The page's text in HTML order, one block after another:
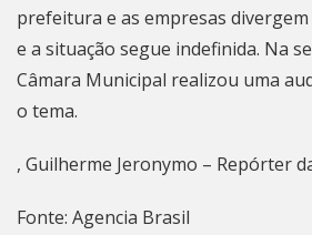
prefeitura e as empresas
e a situação segue indefinida. Na
Câmara Municipal realizou uma
o tema.
, Guilherme Jeronymo – Repórter
Fonte: Agencia Brasil